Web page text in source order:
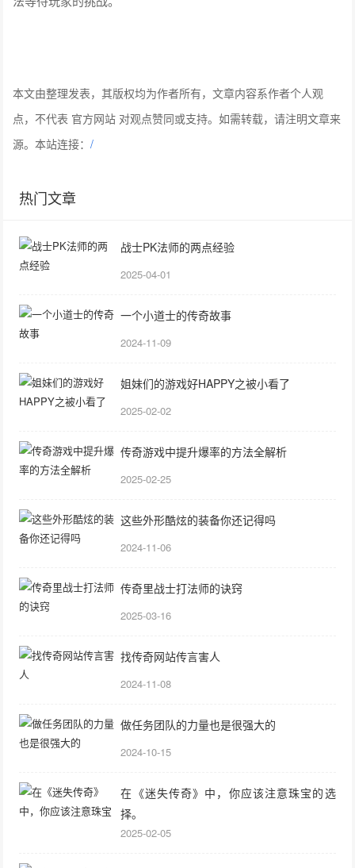
本文由整理发表，其版权均为作者所有，文章内容系作者个人观
点，不代表 官方网站 对观点赞同或支持。如需转载，请注明文章来
源。本站连接：/
热门文章
战士PK法师的两点经验
2025-04-01
一个小道士的传奇故事
2024-11-09
姐妹们的游戏好HAPPY之被小看了
2025-02-02
传奇游戏中提升爆率的方法全解析
2025-02-25
这些外形酷炫的装备你还记得吗
2024-11-06
传奇里战士打法师的诀窍
2025-03-16
找传奇网站传言害人
2024-11-08
做任务团队的力量也是很强大的
2024-10-15
在《迷失传奇》中，你应该注意珠宝的选
择。
2025-02-05